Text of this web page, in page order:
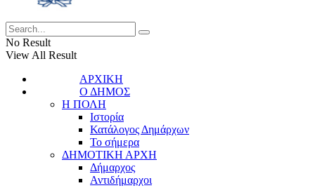
No Result
View All Result
ΑΡΧΙΚΗ
Ο ΔΗΜΟΣ
Η ΠΟΛΗ
Ιστορία
Κατάλογος Δημάρχων
Το σήμερα
ΔΗΜΟΤΙΚΗ ΑΡΧΗ
Δήμαρχος
Αντιδήμαρχοι